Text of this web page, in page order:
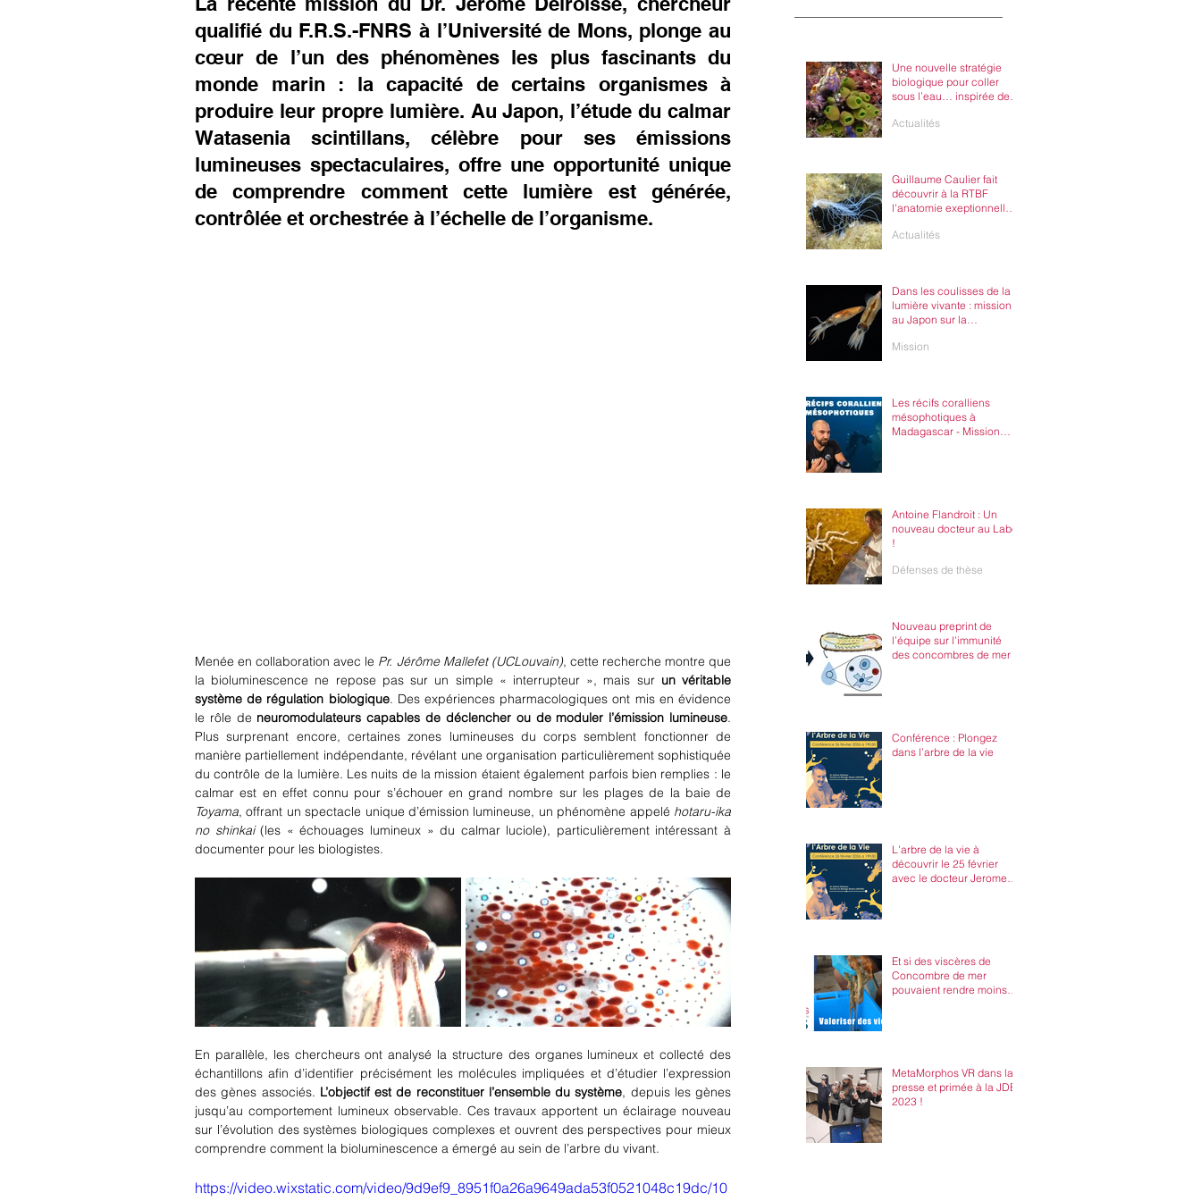
qualifié du F.R.S.-FNRS à l’Université de Mons, plonge au
cœur de l’un des phénomènes les plus fascinants du
monde marin : la capacité de certains organismes à
produire leur propre lumière. Au Japon, l’étude du calmar
Watasenia scintillans, célèbre pour ses émissions
lumineuses spectaculaires, offre une opportunité unique
de comprendre comment cette lumière est générée,
contrôlée et orchestrée à l’échelle de l’organisme.
Menée en collaboration avec le Pr. Jérôme Mallefet (UCLouvain), cette recherche montre que
la bioluminescence ne repose pas sur un simple « interrupteur », mais sur un véritable
système de régulation biologique. Des expériences pharmacologiques ont mis en évidence
le rôle de neuromodulateurs capables de déclencher ou de moduler l’émission lumineuse.
Plus surprenant encore, certaines zones lumineuses du corps semblent fonctionner de
manière partiellement indépendante, révélant une organisation particulièrement sophistiquée
du contrôle de la lumière. Les nuits de la mission étaient également parfois bien remplies : le
Toyama, offrant un spectacle unique d’émission lumineuse, un phénomène appelé hotaru-ika
no shinkai (les « échouages lumineux » du calmar luciole), particulièrement intéressant à
documenter pour les biologistes.
En parallèle, les chercheurs ont analysé la structure des organes lumineux et collecté des
échantillons afin d’identifier précisément les molécules impliquées et d’étudier l’expression
des gènes associés. L’objectif est de reconstituer l’ensemble du système, depuis les gènes
jusqu’au comportement lumineux observable. Ces travaux apportent un éclairage nouveau
sur l’évolution des systèmes biologiques complexes et ouvrent des perspectives pour mieux
comprendre comment la bioluminescence a émergé au sein de l’arbre du vivant.
https://video.wixstatic.com/video/9d9ef9_8951f0a26a9649ada53f0521048c19dc/10
Une nouvelle stratégie
biologique pour coller
sous l’eau… inspirée des
Actualités
Guillaume Caulier fait
découvrir à la RTBF
l'anatomie exeptionnelle
aquariums de l'UMons
Actualités
Dans les coulisses de la
lumière vivante : mission
au Japon sur la
calmar luciole
Mission
Les récifs coralliens
mésophotiques à
Madagascar - Mission
Antoine Flandroit : Un
nouveau docteur au Labo
!
Défenses de thèse
Nouveau preprint de
l’équipe sur l’immunité
des concombres de mer !
Conférence : Plongez
dans l’arbre de la vie
L'arbre de la vie à
découvrir le 25 février
avec le docteur Jerome
Et si des viscères de
Concombre de mer
pouvaient rendre moins
MetaMorphos VR dans la
presse et primée à la JDE
2023 !